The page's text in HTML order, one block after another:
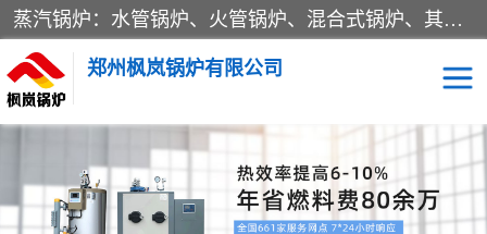
蒸汽锅炉：水管锅炉、火管锅炉、混合式锅炉、其他蒸汽锅炉； 热水锅炉：家用型集中供暖用热水锅炉、其他热水锅炉； 有机热载体锅炉； 船用蒸汽锅炉； （锅炉用辅助设备及装置）蒸汽冷凝器：表面冷凝器、混合式冷凝器、空冷式冷凝器、其他蒸汽冷凝器； 锅炉用辅助设备：节热器、蒸汽收集器、蓄能器、烟垢清除器、气体回收器、泥渣刮除器、空气预热器、其他锅炉用辅助设备；
郑州枫岚锅炉有限公司